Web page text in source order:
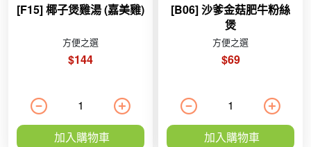
[F15] 椰子煲雞湯 (嘉美雞)
方便之選
$144
加入購物車
[B06] 沙爹金菇肥牛粉絲
煲
方便之選
$69
加入購物車